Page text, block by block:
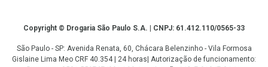
CopyrightCopyright © Drogaria São Paulo S.A. | CNPJ: 61.412.110/0565-33
São Paulo - SP: Avenida Renata, 60, Chácara Belenzinho - Vila Formosa
Gislaine Lima Meo CRF 40.354 | 24 horas| Autorização de funcionamento: